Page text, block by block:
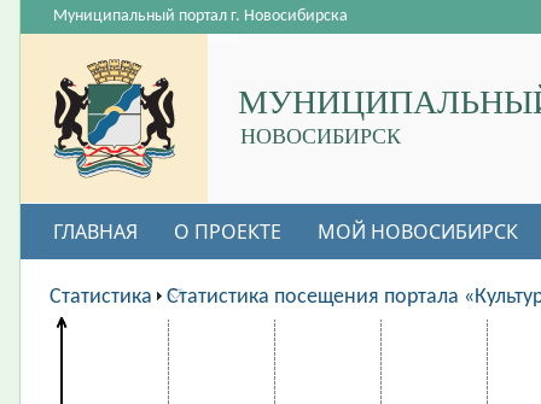
НОВОСИБИРСК
Муниципальный портал г. Новосибирска
ГЛАВНАЯ О ПРОЕКТЕ МОЙ НОВОСИБИРСК
ВАКАНСИИ
Статистика Статистика посещения портала